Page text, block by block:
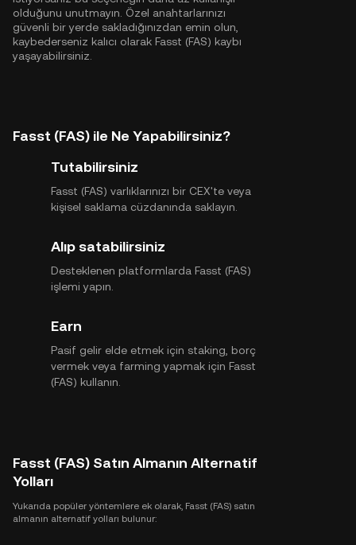
olduğunu unutmayın. Özel anahtarlarınızı
güvenli bir yerde sakladığınızdan emin olun,
kaybederseniz kalıcı olarak Fasst (FAS) kaybı
yaşayabilirsiniz.
Fasst (FAS) ile Ne Yapabilirsiniz?
Tutabilirsiniz
Fasst (FAS) varlıklarınızı bir CEX'te veya
kişisel saklama cüzdanında saklayın.
Alıp satabilirsiniz
Desteklenen platformlarda Fasst (FAS)
işlemi yapın.
Earn
Pasif gelir elde etmek için staking, borç
vermek veya farming yapmak için Fasst
(FAS) kullanın.
Fasst (FAS) Satın Almanın Alternatif
Yolları
Yukarıda popüler yöntemlere ek olarak, Fasst (FAS) satın
almanın alternatif yolları bulunur: